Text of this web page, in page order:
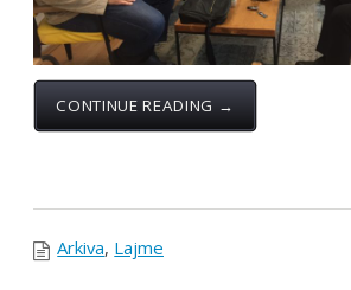
politikën, ...
CONTINUE READING →